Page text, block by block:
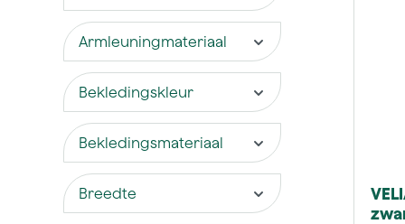
Armleuningmateriaal
Bekledingskleur
Bekledingsmateriaal
Breedte